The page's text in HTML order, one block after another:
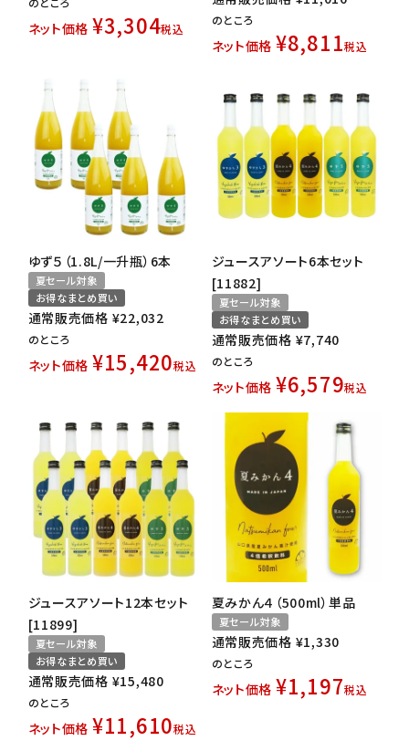
ネット価格 ¥3,304税込
のところ
ネット価格 ¥8,811税込
ゆず５（1.8L/一升瓶）6本
夏セール対象
お得なまとめ買い
通常販売価格 ¥22,032
のところ
ネット価格 ¥15,420税込
ジュースアソート6本セット
[11882]
夏セール対象
お得なまとめ買い
通常販売価格 ¥7,740
のところ
ネット価格 ¥6,579税込
ジュースアソート12本セット
[11899]
夏セール対象
お得なまとめ買い
通常販売価格 ¥15,480
のところ
ネット価格 ¥11,610税込
夏みかん４（500ml）単品
夏セール対象
通常販売価格 ¥1,330
のところ
ネット価格 ¥1,197税込